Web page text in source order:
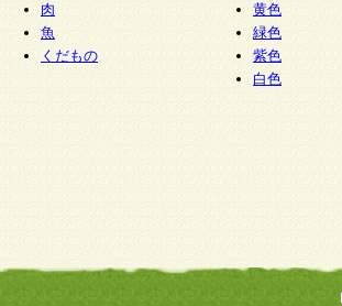
肉
魚
くだもの
黄色
緑色
紫色
白色